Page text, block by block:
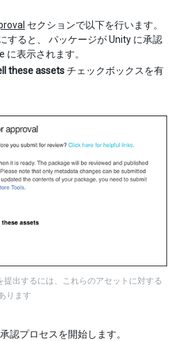
セクションで以下を行います。
すると、 パッケージが Unity に承認
に表示されます。
these assetsチェックボックスを有
出するには、これらのアセットに対する
ります
認プロセスを開始します。